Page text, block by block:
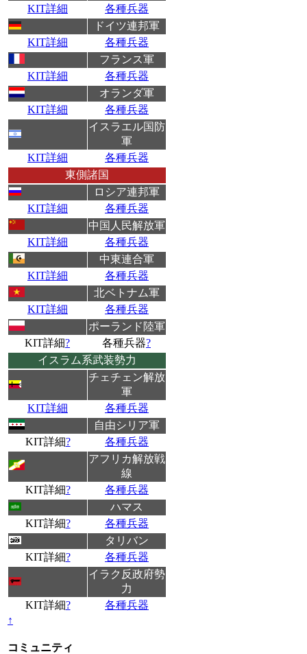
KIT詳細
各種兵器
ドイツ連邦軍
KIT詳細
各種兵器
フランス軍
KIT詳細
各種兵器
オランダ軍
KIT詳細
各種兵器
イスラエル国防
軍
KIT詳細
各種兵器
東側諸国
ロシア連邦軍
KIT詳細
各種兵器
中国人民解放軍
KIT詳細
各種兵器
中東連合軍
KIT詳細
各種兵器
北ベトナム軍
KIT詳細
各種兵器
ポーランド陸軍
KIT詳細? 各種兵器?
イスラム系武装勢力
チェチェン解放
軍
KIT詳細
各種兵器
自由シリア軍
KIT詳細?
各種兵器
アフリカ解放戦
線
KIT詳細?
各種兵器
ハマス
KIT詳細?
各種兵器
タリバン
KIT詳細?
各種兵器
イラク反政府勢
力
KIT詳細?
各種兵器
↑
コミュニティ